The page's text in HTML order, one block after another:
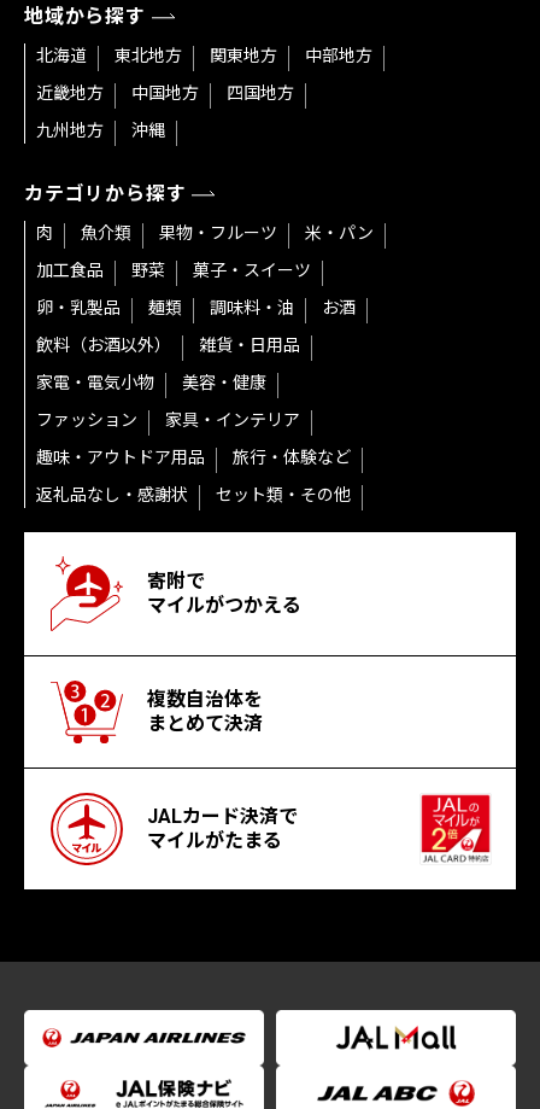
地域から探す
北海道 東北地方 関東地方
中部地方
近畿地方
中国地方
四国地方
九州地方
沖縄
カテゴリから探す
肉 魚介類 果物・フルーツ
米・パン
加工食品
野菜
菓子・スイーツ
卵・乳製品
麺類 調味料・油
お酒
飲料（お酒以外）
雑貨・日用品
家電・電気小物
美容・健康
ファッション
家具・インテリア
趣味・アウトドア用品
旅行・体験など
返礼品なし・感謝状
セット類・その他
寄附で
マイルがつかえる
複数自治体を
まとめて決済
JALカード決済で
マイルがたまる